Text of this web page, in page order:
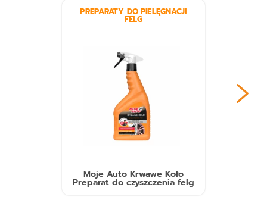
PREPARATY DO PIELĘGNACJI
FELG
Moje Auto Krwawe Koło
Preparat do czyszczenia felg